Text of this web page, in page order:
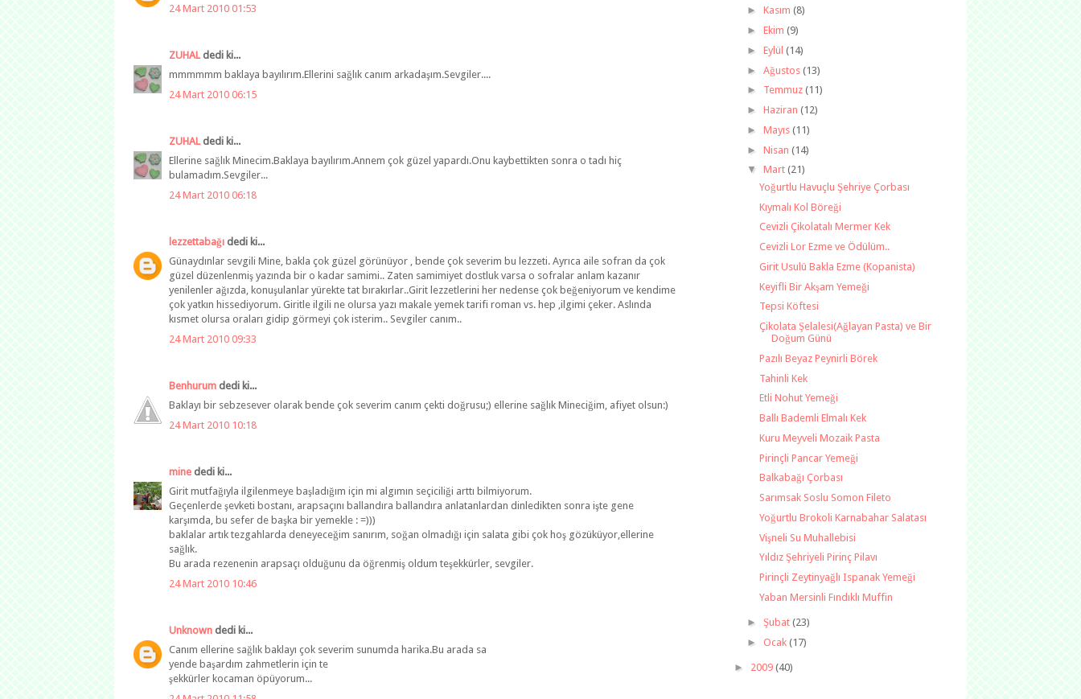
24 Mart 2010 01:53
ZUHAL dedi ki...
mmmmmm baklaya bayılırım.Ellerini sağlık canım arkadaşım.Sevgiler....
24 Mart 2010 06:15
ZUHAL dedi ki...
Ellerine sağlık Minecim.Baklaya bayılırım.Annem çok güzel yapardı.Onu kaybettikten sonra o tadı hiç
bulamadım.Sevgiler...
24 Mart 2010 06:18
lezzettabağı dedi ki...
Günaydınlar sevgili Mine, bakla çok güzel görünüyor , bende çok severim bu lezzeti. Ayrıca aile sofran da çok
güzel düzenlenmiş yazında bir o kadar samimi.. Zaten samimiyet dostluk varsa o sofralar anlam kazanır
yenilenler ağızda, konuşulanlar yürekte tat bırakırlar..Girit lezzetlerini her nedense çok beğeniyorum ve kendime
çok yatkın hissediyorum. Giritle ilgili ne olursa yazı makale yemek tarifi roman vs. hep ,ilgimi çeker. Aslında
kısmet olursa oraları gidip görmeyi çok isterim.. Sevgiler canım..
24 Mart 2010 09:33
Benhurum dedi ki...
Baklayı bir sebzesever olarak bende çok severim canım çekti doğrusu;) ellerine sağlık Mineciğim, afiyet olsun:)
24 Mart 2010 10:18
mine dedi ki...
Girit mutfağıyla ilgilenmeye başladığım için mi algımın seçiciliği arttı bilmiyorum.
Geçenlerde şevketi bostanı, arapsaçını ballandıra ballandıra anlatanlardan dinledikten sonra işte gene
karşımda, bu sefer de başka bir yemekle : =)))
baklalar artık tezgahlarda deneyeceğim sanırım, soğan olmadığı için salata gibi çok hoş gözüküyor,ellerine
sağlık.
Bu arada rezenenin arapsaçı olduğunu da öğrenmiş oldum teşekkürler, sevgiler.
24 Mart 2010 10:46
Unknown dedi ki...
Canım ellerine sağlık baklayı çok severim sunumda harika.Bu arada sa
yende başardım zahmetlerin için te
şekkürler kocaman öpüyorum...
► Kasım (8)
► Ekim (9)
► Eylül (14)
► Ağustos (13)
► Temmuz (11)
► Haziran (12)
► Mayıs (11)
► Nisan (14)
▼ Mart (21)
Yoğurtlu Havuçlu Şehriye Çorbası
Kıymalı Kol Böreği
Cevizli Çikolatalı Mermer Kek
Cevizli Lor Ezme ve Ödülüm..
Girit Usulü Bakla Ezme (Kopanista)
Keyifli Bir Akşam Yemeği
Tepsi Köftesi
Çikolata Şelalesi(Ağlayan Pasta) ve Bir
Doğum Günü
Pazılı Beyaz Peynirli Börek
Tahinli Kek
Etli Nohut Yemeği
Ballı Bademli Elmalı Kek
Kuru Meyveli Mozaik Pasta
Pirinçli Pancar Yemeği
Balkabağı Çorbası
Sarımsak Soslu Somon Fileto
Yoğurtlu Brokoli Karnabahar Salatası
Vişneli Su Muhallebisi
Yıldız Şehriyeli Pirinç Pilavı
Pirinçli Zeytinyağlı Ispanak Yemeği
Yaban Mersinli Fındıklı Muffin
► Şubat (23)
► Ocak (17)
► 2009 (40)